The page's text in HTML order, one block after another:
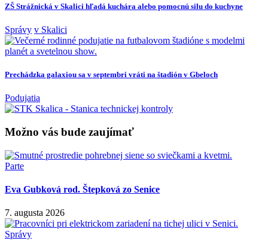
ZŠ Strážnická v Skalici hľadá kuchára alebo pomocnú silu do kuchyne
Správy v Skalici
Prechádzka galaxiou sa v septembri vráti na štadión v Gbeloch
Podujatia
Možno vás bude zaujímať
Parte
Eva Gubková rod. Štepková zo Senice
7. augusta 2026
Správy